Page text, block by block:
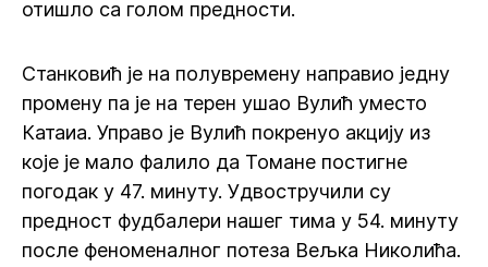
отишло са голом предности.
Станковић је на полувремену направио једну
промену па је на терен ушао Вулић уместо
Катаиа. Управо је Вулић покренуо акцију из
које је мало фалило да Томане постигне
погодак у 47. минуту. Удвостручили су
предност фудбалери нашег тима у 54. минуту
после феноменалног потеза Вељка Николића.